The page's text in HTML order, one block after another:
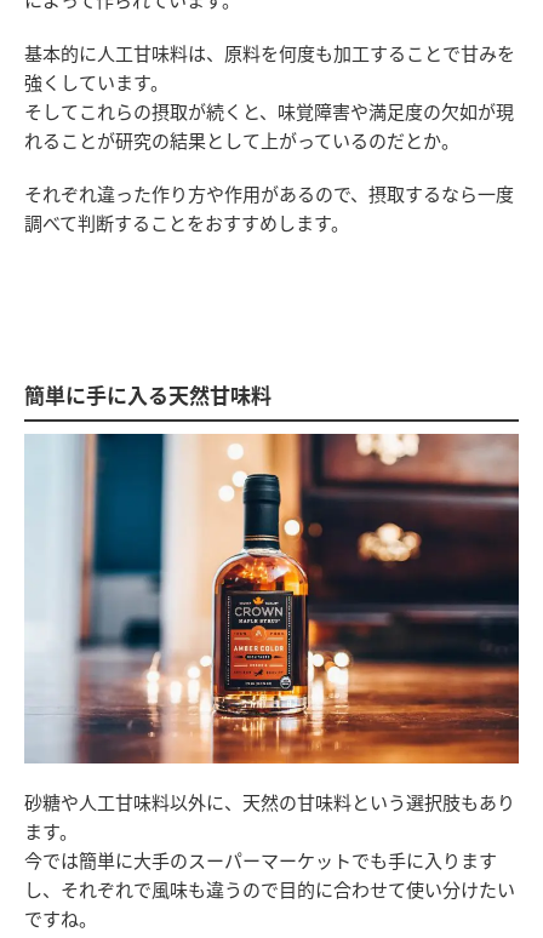
基本的に人工甘味料は、原料を何度も加工することで甘みを
強くしています。
そしてこれらの摂取が続くと、味覚障害や満足度の欠如が現
れることが研究の結果として上がっているのだとか。
それぞれ違った作り方や作用があるので、摂取するなら一度
調べて判断することをおすすめします。
簡単に手に入る天然甘味料
砂糖や人工甘味料以外に、天然の甘味料という選択肢もあり
ます。
今では簡単に大手のスーパーマーケットでも手に入ります
し、それぞれで風味も違うので目的に合わせて使い分けたい
ですね。